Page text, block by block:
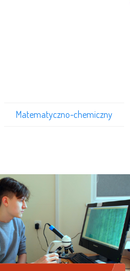
Matematyczno-chemiczny